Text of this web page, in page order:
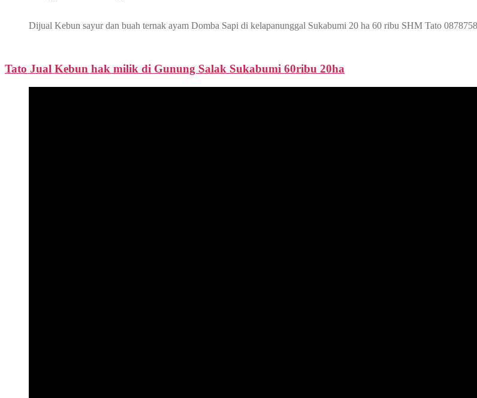
Dijual Kebun sayur dan buah ternak ayam Domba Sapi di kelapanunggal Sukabumi 20 ha 60 ribu SHM Tato
Tato Jual Kebun hak milik di Gunung Salak Sukabumi 60ribu 20ha